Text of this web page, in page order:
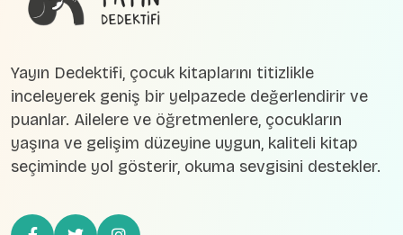
Yayın Dedektifi, çocuk kitaplarını titizlikle
inceleyerek geniş bir yelpazede değerlendirir ve
puanlar. Ailelere ve öğretmenlere, çocukların
yaşına ve gelişim düzeyine uygun, kaliteli kitap
seçiminde yol gösterir, okuma sevgisini destekler.